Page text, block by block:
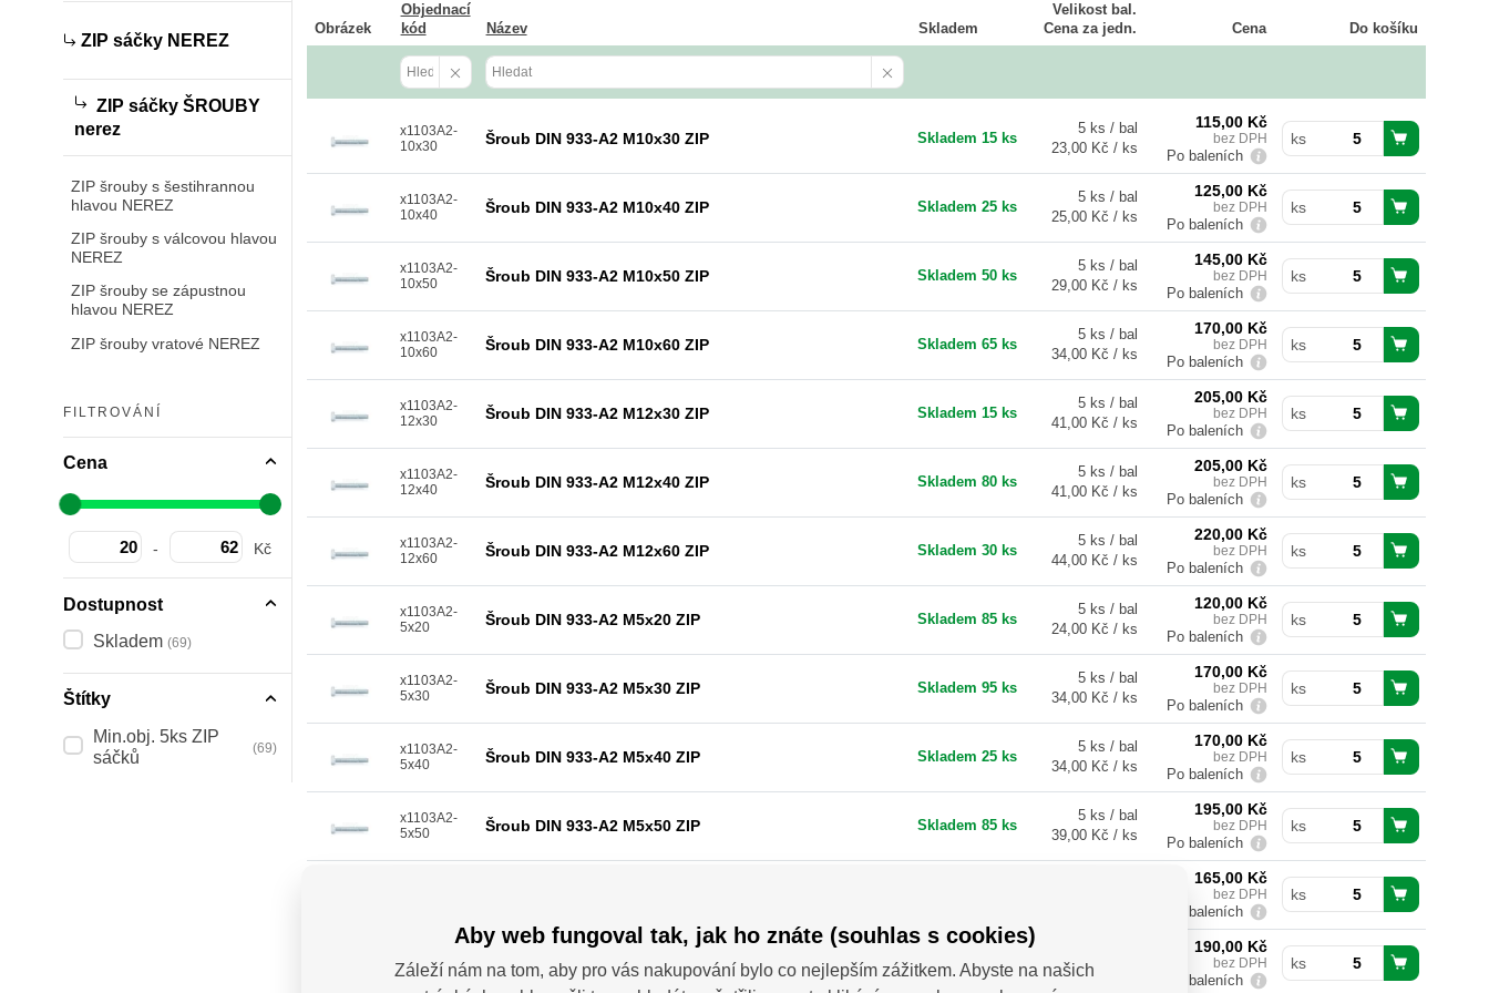
ZIP sáčky NEREZ
ZIP sáčky ŠROUBY
nerez
ZIP šrouby s šestihrannou
hlavou NEREZ
ZIP šrouby s válcovou hlavou
NEREZ
ZIP šrouby se zápustnou
hlavou NEREZ
ZIP šrouby vratové NEREZ
FILTROVÁNÍ
Cena
- Kč
Dostupnost
Skladem (69)
Štítky
Min.obj. 5ks ZIP
sáčků
(69)
Obrázek
Objednací
kód
Název Skladem
Velikost bal.
Cena za jedn.
Cena Do košíku
x1103A2-
10x30
Šroub DIN 933-A2 M10x30 ZIP Skladem 15 ks
5 ks / bal
23,00 Kč / ks
115,00 Kč
bez DPH
Po baleních
ks
x1103A2-
10x40
Šroub DIN 933-A2 M10x40 ZIP Skladem 25 ks
5 ks / bal
25,00 Kč / ks
125,00 Kč
bez DPH
Po baleních
ks
x1103A2-
10x50
Šroub DIN 933-A2 M10x50 ZIP Skladem 50 ks
5 ks / bal
29,00 Kč / ks
145,00 Kč
bez DPH
Po baleních
ks
x1103A2-
10x60
Šroub DIN 933-A2 M10x60 ZIP Skladem 65 ks
5 ks / bal
34,00 Kč / ks
170,00 Kč
bez DPH
Po baleních
ks
x1103A2-
12x30
Šroub DIN 933-A2 M12x30 ZIP Skladem 15 ks
5 ks / bal
41,00 Kč / ks
205,00 Kč
bez DPH
Po baleních
ks
x1103A2-
12x40
Šroub DIN 933-A2 M12x40 ZIP Skladem 80 ks
5 ks / bal
41,00 Kč / ks
205,00 Kč
bez DPH
Po baleních
ks
x1103A2-
12x60
Šroub DIN 933-A2 M12x60 ZIP Skladem 30 ks
5 ks / bal
44,00 Kč / ks
220,00 Kč
bez DPH
Po baleních
ks
x1103A2-
5x20
Šroub DIN 933-A2 M5x20 ZIP Skladem 85 ks
5 ks / bal
24,00 Kč / ks
120,00 Kč
bez DPH
Po baleních
ks
x1103A2-
5x30
Šroub DIN 933-A2 M5x30 ZIP Skladem 95 ks
5 ks / bal
34,00 Kč / ks
170,00 Kč
bez DPH
Po baleních
ks
x1103A2-
5x40
Šroub DIN 933-A2 M5x40 ZIP Skladem 25 ks
5 ks / bal
34,00 Kč / ks
170,00 Kč
bez DPH
Po baleních
ks
x1103A2-
5x50
Šroub DIN 933-A2 M5x50 ZIP Skladem 85 ks
5 ks / bal
39,00 Kč / ks
195,00 Kč
bez DPH
Po baleních
ks
165,00 Kč
bez DPH
Po baleních
ks
6x30
Šroub DIN 933-A2 M6x30 ZIP
než 100 ks
38,00 Kč / ks
190,00 Kč
bez DPH
Po baleních
ks
Aby web fungoval tak, jak ho znáte (souhlas s cookies)
Záleží nám na tom, aby pro vás nakupování bylo co nejlepším zážitkem. Abyste na našich